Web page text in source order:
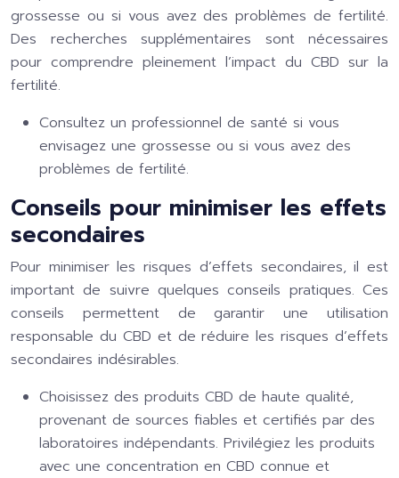
grossesse ou si vous avez des problèmes de fertilité.
Des recherches supplémentaires sont nécessaires
pour comprendre pleinement l’impact du CBD sur la
fertilité.
Consultez un professionnel de santé si vous
envisagez une grossesse ou si vous avez des
problèmes de fertilité.
Conseils pour minimiser les effets
secondaires
Pour minimiser les risques d’effets secondaires, il est
important de suivre quelques conseils pratiques. Ces
conseils permettent de garantir une utilisation
responsable du CBD et de réduire les risques d’effets
secondaires indésirables.
Choisissez des produits CBD de haute qualité,
provenant de sources fiables et certifiés par des
laboratoires indépendants. Privilégiez les produits
avec une concentration en CBD connue et